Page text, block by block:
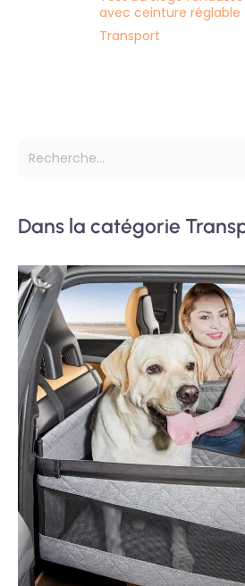
avec ceinture réglable
Transport
Dans la catégorie